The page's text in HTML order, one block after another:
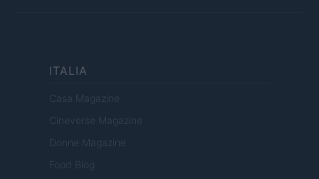
ITALIA
Casa Magazine
Cineverse Magazine
Donne Magazine
Food Blog